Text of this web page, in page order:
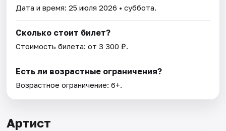
Дата и время:25 июля 2026 • суббота.
Сколько стоит билет?
Стоимость билета: от 3 300 ₽.
Есть ли возрастные ограничения?
Возрастное ограничение: 6+.
Артист